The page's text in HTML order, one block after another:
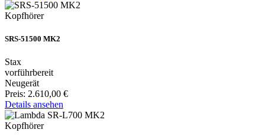
Kopfhörer
SRS-51500 MK2
Stax
vorführbereit
Neugerät
Preis: 2.610,00 €
Details ansehen
Kopfhörer